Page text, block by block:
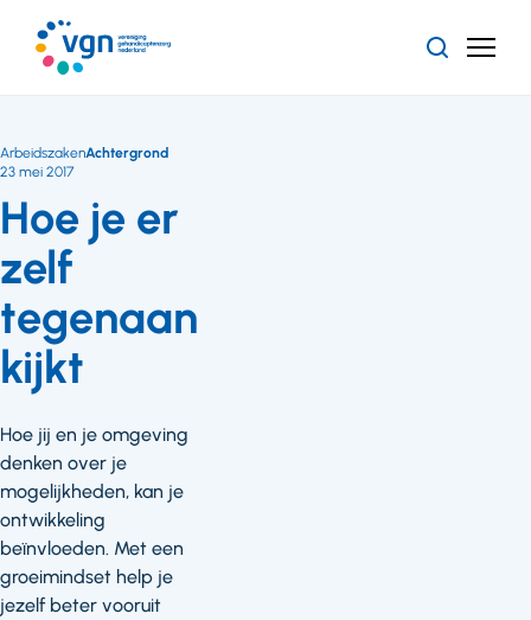
naar
hoofdinhoud
ZoekenMenu
Hoe je er
zelf
tegenaan
kijkt
ArbeidszakenAchtergrond
23 mei 2017
Hoe jij en je omgeving
denken over je
mogelijkheden, kan je
ontwikkeling
beïnvloeden. Met een
groeimindset help je
jezelf beter vooruit